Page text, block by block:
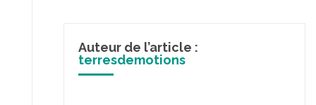
Auteur de l’article :
terresdemotions